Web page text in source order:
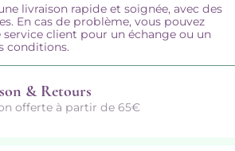
livraison rapide et soignée, avec des
En cas de problème, vous pouvez
client pour un échange ou un
conditions.
& Retours
offerte à partir de 65€